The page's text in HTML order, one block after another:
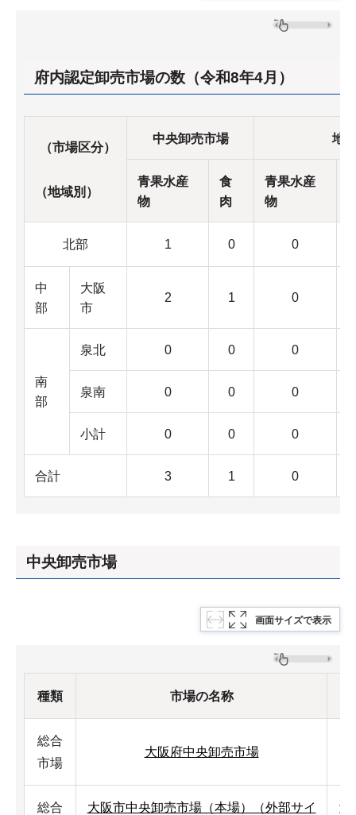
府内認定卸売市場の数（令和8年4月）
（市場区分）
（地域別）
中央卸売市場 地
青果水産
物
食
肉
青果水産
物
北部 1 0 0
中
部
大阪
市
2 1 0
南
部
泉北 0 0 0
泉南 0 0 0
小計 0 0 0
合計 3 1 0
中央卸売市場
画面サイズで表示
種類 市場の名称
総合
市場
大阪府中央卸売市場
総合
大阪市中央卸売市場（本場）（外部サイ
大